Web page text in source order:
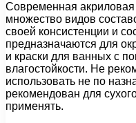
Современная акриловая
множество видов
своей консистенции и
предназначаются для
и краски для ванных с
влагостойкости. Не
использовать не по
рекомендован для
применять.